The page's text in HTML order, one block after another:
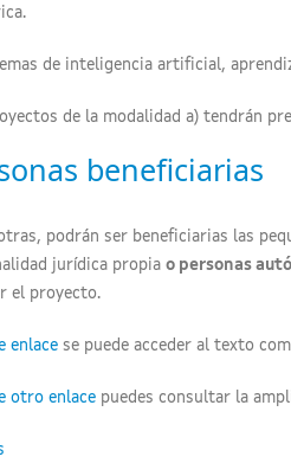
de inteligencia artificial,
de la modalidad a) tendrán
beneficiarias
podrán ser beneficiarias las
jurídica propia o personas
el proyecto.
enlace se puede acceder al texto
otro enlace puedes consultar la